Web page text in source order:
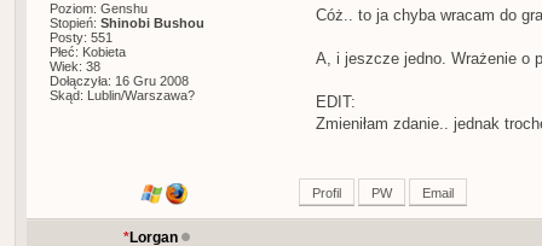
Poziom: Genshu
Stopień: Shinobi Bushou
Posty: 551
Płeć: Kobieta
Wiek: 38
Dołączyła: 16 Gru 2008
Skąd: Lublin/Warszawa?
Cóż.. to ja chyba wracam do
A, i jeszcze jedno. Wrażenie o
EDIT:
Zmieniłam zdanie.. jednak
Profil PW Email
*Lorgan